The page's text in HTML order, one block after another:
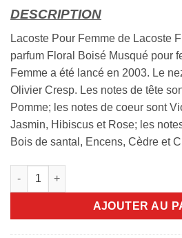
DESCRIPTION
Lacoste Pour Femme de Lacoste
parfum Floral Boisé Musqué pour
Femme a été lancé en 2003. Le
Olivier Cresp. Les notes de tête
Pomme; les notes de coeur sont
Jasmin, Hibiscus et Rose; les
Bois de santal, Encens, Cèdre et
quantité de Lacoste Pour Femme
AJOUTER AU